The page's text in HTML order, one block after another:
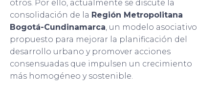
otros. Por ello, actualmente se discute la
consolidación de la Región Metropolitana
Bogotá-Cundinamarca, un modelo asociativo
propuesto para mejorar la planificación del
desarrollo urbano y promover acciones
consensuadas que impulsen un crecimiento
más homogéneo y sostenible.